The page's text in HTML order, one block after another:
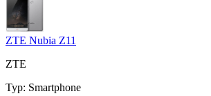
ZTE Nubia Z11
ZTE
Typ: Smartphone